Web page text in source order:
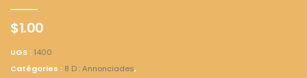
$1.00
UGS : 1400
Catégories : 8 D : Annonciades,